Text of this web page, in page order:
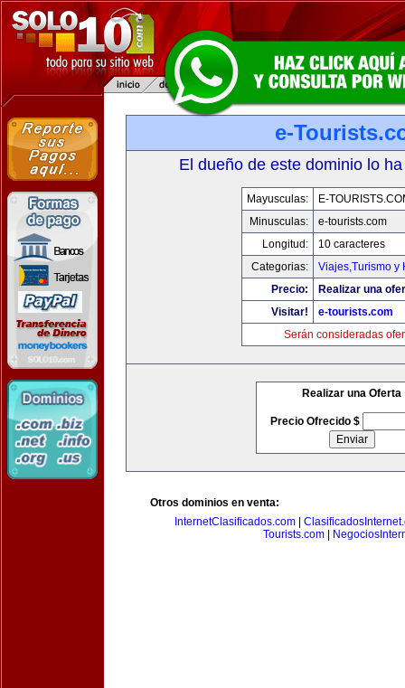
e-
El dueño de este dominio lo
Mayusculas:
E-
Minusculas:
e-tourists.com
Longitud:
10 caracteres
Categorias:
Viajes,Turismo y
Precio:
Realizar una
Visitar!
e-tourists.com
Serán consideradas
Realizar una Oferta
Precio Ofrecido $
Otros dominios en venta:
InternetClasificados.com
Tourists.com